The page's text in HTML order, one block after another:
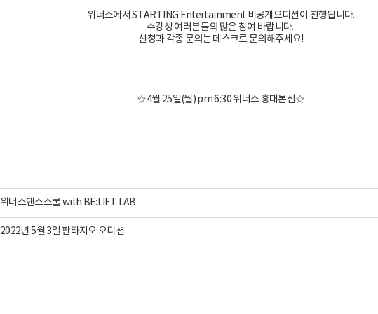
위너스에서 STARTING Entertainment 비공개오디션이 진행됩니다.
수강생 여러분들의 많은 참여 바랍니다.
신청과 각종 문의는 데스크로 문의해주세요!
☆4월 25일(월) pm 6:30 위너스 홍대본점☆
위너스댄스스쿨 with BE:LIFT LAB
2022년 5월 3일 판타지오 오디션